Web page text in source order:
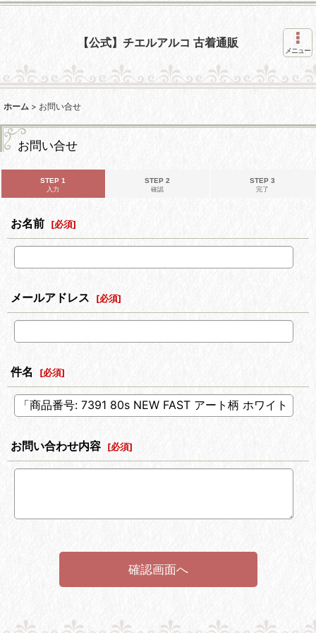
【公式】チエルアルコ 古着通販
メニュー
ホーム > お問い合せ
お問い合せ
STEP 1
入力
STEP 2
確認
STEP 3
完了
お名前 [必須]
メールアドレス [必須]
件名 [必須]
お問い合わせ内容 [必須]
確認画面へ